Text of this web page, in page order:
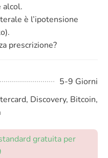
alcol.
è l’ipotensione
prescrizione?
5-9 Giorni
Discovery, Bitcoin,
gratuita per